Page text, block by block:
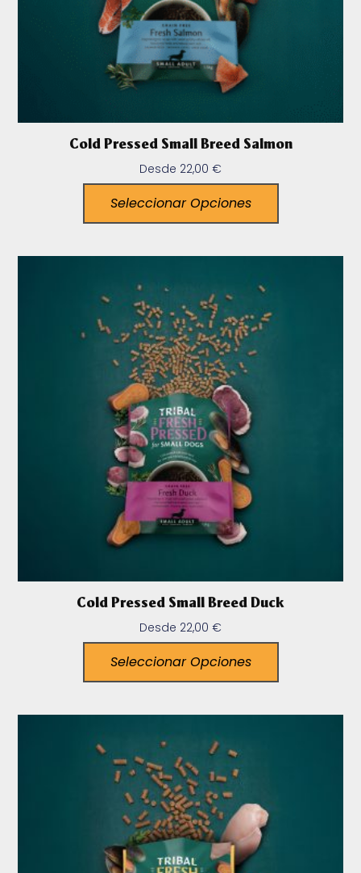
Cold Pressed Small Breed Salmon
Desde 22,00 €
Seleccionar Opciones
Cold Pressed Small Breed Duck
Desde 22,00 €
Seleccionar Opciones